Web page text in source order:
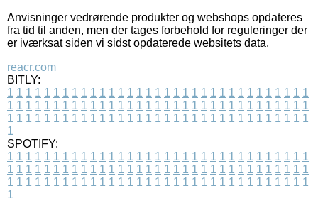
Anvisninger vedrørende produkter og webshops opdateres
fra tid til anden, men der tages forbehold for reguleringer der
er iværksat siden vi sidst opdaterede websitets data.
reacr.com
BITLY:
1 1 1 1 1 1 1 1 1 1 1 1 1 1 1 1 1 1 1 1 1 1 1 1 1 1 1 1 1 1 1 1 1
1 1 1 1 1 1 1 1 1 1 1 1 1 1 1 1 1 1 1 1 1 1 1 1 1 1 1 1 1 1 1 1 1
1 1 1 1 1 1 1 1 1 1 1 1 1 1 1 1 1 1 1 1 1 1 1 1 1 1 1 1 1 1 1 1 1
1
SPOTIFY:
1 1 1 1 1 1 1 1 1 1 1 1 1 1 1 1 1 1 1 1 1 1 1 1 1 1 1 1 1 1 1 1 1
1 1 1 1 1 1 1 1 1 1 1 1 1 1 1 1 1 1 1 1 1 1 1 1 1 1 1 1 1 1 1 1 1
1 1 1 1 1 1 1 1 1 1 1 1 1 1 1 1 1 1 1 1 1 1 1 1 1 1 1 1 1 1 1 1 1
1